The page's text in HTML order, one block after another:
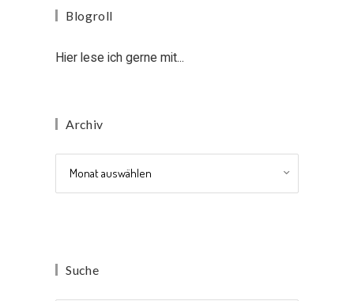
Blogroll
Hier lese ich gerne mit...
Archiv
Suche